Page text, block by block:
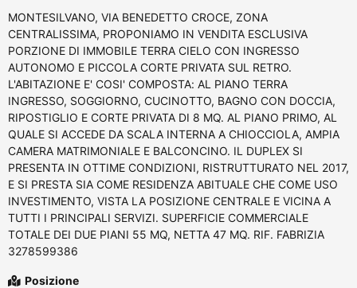
MONTESILVANO, VIA BENEDETTO CROCE, ZONA
CENTRALISSIMA, PROPONIAMO IN VENDITA ESCLUSIVA
PORZIONE DI IMMOBILE TERRA CIELO CON INGRESSO
AUTONOMO E PICCOLA CORTE PRIVATA SUL RETRO.
L'ABITAZIONE E' COSI' COMPOSTA: AL PIANO TERRA
INGRESSO, SOGGIORNO, CUCINOTTO, BAGNO CON DOCCIA,
RIPOSTIGLIO E CORTE PRIVATA DI 8 MQ. AL PIANO PRIMO, AL
QUALE SI ACCEDE DA SCALA INTERNA A CHIOCCIOLA, AMPIA
CAMERA MATRIMONIALE E BALCONCINO. IL DUPLEX SI
PRESENTA IN OTTIME CONDIZIONI, RISTRUTTURATO NEL 2017,
E SI PRESTA SIA COME RESIDENZA ABITUALE CHE COME USO
INVESTIMENTO, VISTA LA POSIZIONE CENTRALE E VICINA A
TUTTI I PRINCIPALI SERVIZI. SUPERFICIE COMMERCIALE
TOTALE DEI DUE PIANI 55 MQ, NETTA 47 MQ. RIF. FABRIZIA
3278599386
Posizione